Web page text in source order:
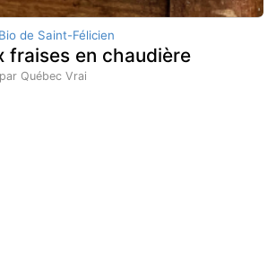
de Saint-Félicien
fraises en chaudière
Québec Vrai